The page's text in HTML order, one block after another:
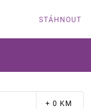
STÁHNOUT
+ 0 KM